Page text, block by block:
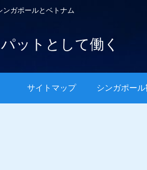
ンガポールとベトナム
ットとして働く
サイトマップ シンガポー